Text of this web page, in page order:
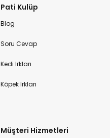
Pati Kulüp
Blog
Soru Cevap
Kedi Irkları
Köpek Irkları
Müşteri Hizmetleri